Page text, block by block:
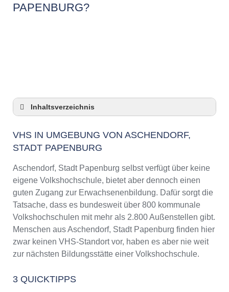
PAPENBURG?
Inhaltsverzeichnis
Papenburg
3 Quicktipps
Stadt Papenburg finden
Keine VHS in Aschendorf, Stadt Papenburg
Online-Kurse: Pro und Contra
Online-Kurse als alternative Angebote zu
VHS-Kursen
Die VHS als Inbegriff der Erwachsenenbildung
Das bundesweite Netzwerk der
Abendschulen rund um Aschendorf, Stadt
VHS IN UMGEBUNG VON ASCHENDORF,
STADT PAPENBURG
Aschendorf, Stadt Papenburg selbst verfügt über keine
eigene Volkshochschule, bietet aber dennoch einen
guten Zugang zur Erwachsenenbildung. Dafür sorgt die
Tatsache, dass es bundesweit über 800 kommunale
Volkshochschulen mit mehr als 2.800 Außenstellen gibt.
Menschen aus Aschendorf, Stadt Papenburg finden hier
zwar keinen VHS-Standort vor, haben es aber nie weit
zur nächsten Bildungsstätte einer Volkshochschule.
3 QUICKTIPPS